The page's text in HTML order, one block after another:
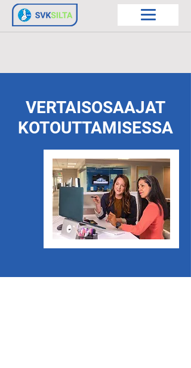
VERTAISOSAAJAT
KOTOUTTAMISESSA